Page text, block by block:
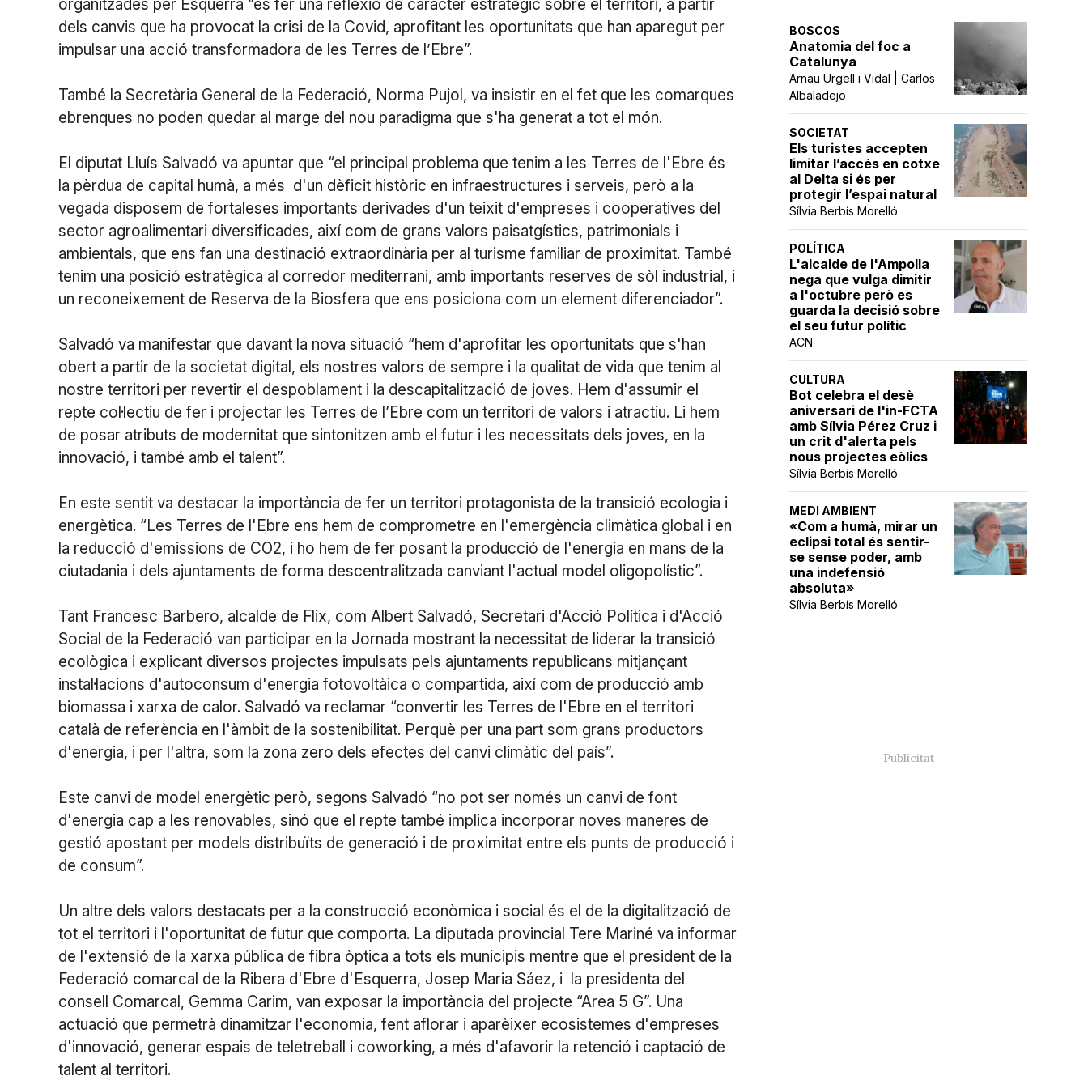
BOSCOS
Anatomia del foc a
Catalunya
Arnau Urgell i Vidal | Carlos
Albaladejo
SOCIETAT
Els turistes accepten
limitar l’accés en cotxe
al Delta si és per
protegir l’espai natural
Sílvia Berbís Morelló
POLÍTICA
L'alcalde de l'Ampolla
nega que vulga dimitir
a l'octubre però es
guarda la decisió sobre
el seu futur polític
ACN
CULTURA
Bot celebra el desè
aniversari de l'in-FCTA
amb Sílvia Pérez Cruz i
un crit d'alerta pels
nous projectes eòlics
Sílvia Berbís Morelló
MEDI AMBIENT
«Com a humà, mirar un
eclipsi total és sentir-
se sense poder, amb
una indefensió
absoluta»
Sílvia Berbís Morelló
organitzades per Esquerra “és fer una reflexió de caràcter estratègic sobre el territori, a partir
dels canvis que ha provocat la crisi de la Covid, aprofitant les oportunitats que han aparegut per
impulsar una acció transformadora de les Terres de l’Ebre”.
També la Secretària General de la Federació, Norma Pujol, va insistir en el fet que les comarques
ebrenques no poden quedar al marge del nou paradigma que s'ha generat a tot el món.
El diputat Lluís Salvadó va apuntar que “el principal problema que tenim a les Terres de l'Ebre és
la pèrdua de capital humà, a més d'un dèficit històric en infraestructures i serveis, però a la
vegada disposem de fortaleses importants derivades d'un teixit d'empreses i cooperatives del
sector agroalimentari diversificades, així com de grans valors paisatgístics, patrimonials i
ambientals, que ens fan una destinació extraordinària per al turisme familiar de proximitat. També
tenim una posició estratègica al corredor mediterrani, amb importants reserves de sòl industrial, i
un reconeixement de Reserva de la Biosfera que ens posiciona com un element diferenciador”.
Salvadó va manifestar que davant la nova situació “hem d'aprofitar les oportunitats que s'han
obert a partir de la societat digital, els nostres valors de sempre i la qualitat de vida que tenim al
nostre territori per revertir el despoblament i la descapitalització de joves. Hem d'assumir el
repte col·lectiu de fer i projectar les Terres de l’Ebre com un territori de valors i atractiu. Li hem
de posar atributs de modernitat que sintonitzen amb el futur i les necessitats dels joves, en la
innovació, i també amb el talent”.
En este sentit va destacar la importància de fer un territori protagonista de la transició ecologia i
energètica. “Les Terres de l'Ebre ens hem de comprometre en l'emergència climàtica global i en
la reducció d'emissions de CO2, i ho hem de fer posant la producció de l'energia en mans de la
ciutadania i dels ajuntaments de forma descentralitzada canviant l'actual model oligopolístic”.
Tant Francesc Barbero, alcalde de Flix, com Albert Salvadó, Secretari d'Acció Política i d'Acció
Social de la Federació van participar en la Jornada mostrant la necessitat de liderar la transició
ecològica i explicant diversos projectes impulsats pels ajuntaments republicans mitjançant
instal·lacions d'autoconsum d'energia fotovoltàica o compartida, així com de producció amb
biomassa i xarxa de calor. Salvadó va reclamar “convertir les Terres de l'Ebre en el territori
català de referència en l'àmbit de la sostenibilitat. Perquè per una part som grans productors
d'energia, i per l'altra, som la zona zero dels efectes del canvi climàtic del país”.
Este canvi de model energètic però, segons Salvadó “no pot ser només un canvi de font
d'energia cap a les renovables, sinó que el repte també implica incorporar noves maneres de
gestió apostant per models distribuïts de generació i de proximitat entre els punts de producció i
de consum”.
Un altre dels valors destacats per a la construcció econòmica i social és el de la digitalització de
tot el territori i l'oportunitat de futur que comporta. La diputada provincial Tere Mariné va informar
de l'extensió de la xarxa pública de fibra òptica a tots els municipis mentre que el president de la
Federació comarcal de la Ribera d'Ebre d'Esquerra, Josep Maria Sáez, i la presidenta del
consell Comarcal, Gemma Carim, van exposar la importància del projecte “Area 5 G”. Una
actuació que permetrà dinamitzar l'economia, fent aflorar i aparèixer ecosistemes d'empreses
d'innovació, generar espais de teletreball i coworking, a més d'afavorir la retenció i captació de
talent al territori.